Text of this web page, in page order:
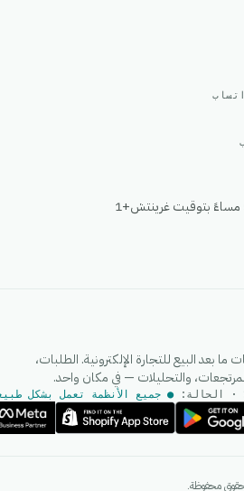
بعد البيع للتجارة الإلكترونية. الطلبات،
والتحليلات — في مكان واحد.
● جميع الأنظمة تعمل بشكل